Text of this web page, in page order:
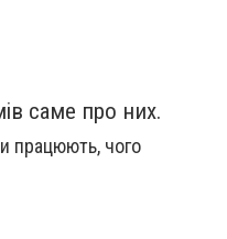
саме про них.
працюють, чого